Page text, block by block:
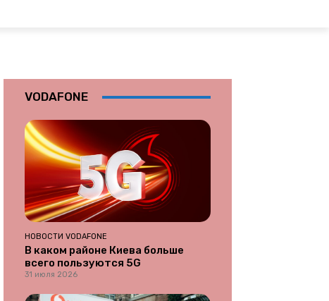
VODAFONE
НОВОСТИ VODAFONE
В каком районе Киева больше
всего пользуются 5G
31 июля 2026